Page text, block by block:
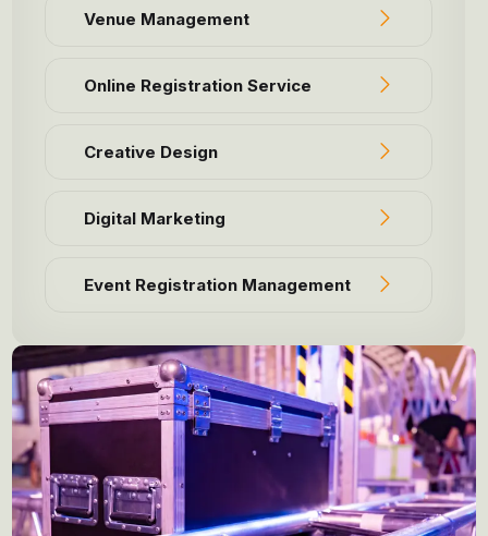
Venue Management
Online Registration Service
Creative Design
Digital Marketing
Event Registration Management